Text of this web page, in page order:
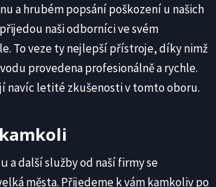
a hrubém popsání poškození u našich
naši odborníci ve svém
To veze ty nejlepší přístroje, díky nimž
provedena profesionálně a rychle.
navíc letité zkušenosti v tomto oboru.
a další služby od naší firmy se
města. Přijedeme k vám kamkoliv po